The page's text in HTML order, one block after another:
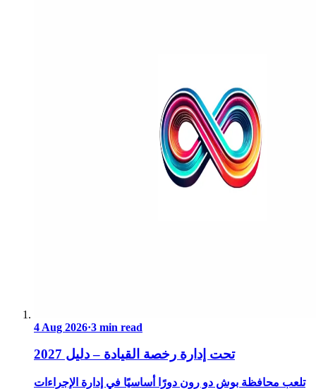
4 Aug 2026·3 min read
تحت إدارة رخصة القيادة – دليل 2027
تلعب محافظة بوش دو رون دورًا أساسيًا في إدارة الإجراءات